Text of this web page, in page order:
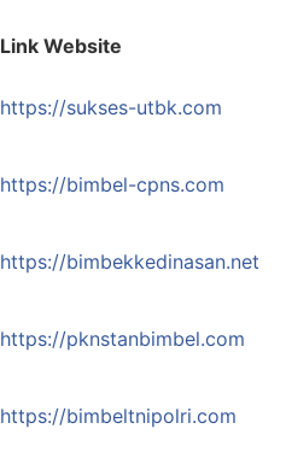
Link Website
https://sukses-utbk.com
https://bimbel-cpns.com
https://bimbekkedinasan.net
https://pknstanbimbel.com
https://bimbeltnipolri.com